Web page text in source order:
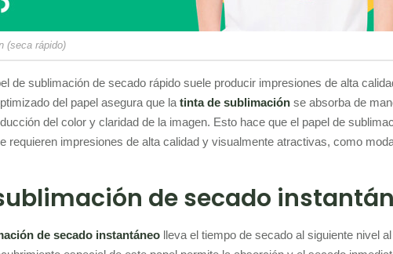
(seca rápido)
de sublimación de secado rápido suele producir impresiones de alta
del papel asegura que la tinta de sublimación se absorba de
del color y claridad de la imagen. Esto hace que el papel de
requieren impresiones de alta calidad y visualmente atractivas, como
de secado
de secado instantáneo lleva el tiempo de secado al siguiente nivel